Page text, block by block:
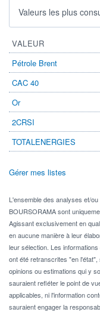
Valeurs les plus
VALEUR
Pétrole Brent
CAC 40
Or
2CRSI
TOTALENERGIES
Gérer mes listes
L'ensemble des analyses et/
BOURSORAMA sont
Agissant exclusivement en
en aucune manière à leur
leur sélection. Les
ont été retranscrites "en
opinions ou estimations qui y
sauraient refléter le point de
applicables, ni l'information
sauraient engager la